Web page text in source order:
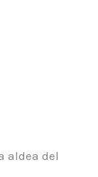
aldea del